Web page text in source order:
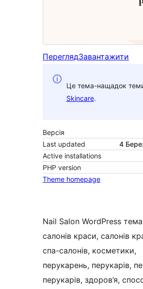
ПереглядЗавантажити
Це тема-нащадок
Skincare.
Версія
Last updated
4
Active installations
PHP version
Theme homepage
Nail Salon WordPress
салонів краси, салонів
спа-салонів, косметики,
перукарень, перукарів,
перукарів, здоров’я,